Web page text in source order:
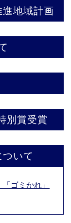
地域計画
別賞受賞
いて
ゴミかれ」